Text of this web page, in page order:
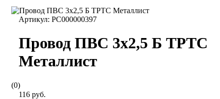
Артикул: РС000000397
Провод ПВС 3х2,5 Б ТРТС
Металлист
(0)
116 руб.